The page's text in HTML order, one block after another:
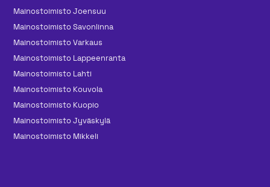
Mainos­toimisto Joensuu
Mainos­toimisto Savonlinna
Mainos­toimisto Varkaus
Mainos­toimisto Lappeenranta
Mainos­toimisto Lahti
Mainos­toimisto Kouvola
Mainos­toimisto Kuopio
Mainos­toimisto Jyväskylä
Mainos­toimisto Mikkeli